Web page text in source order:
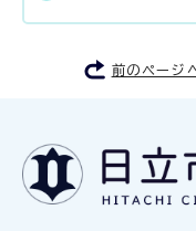
前のページ